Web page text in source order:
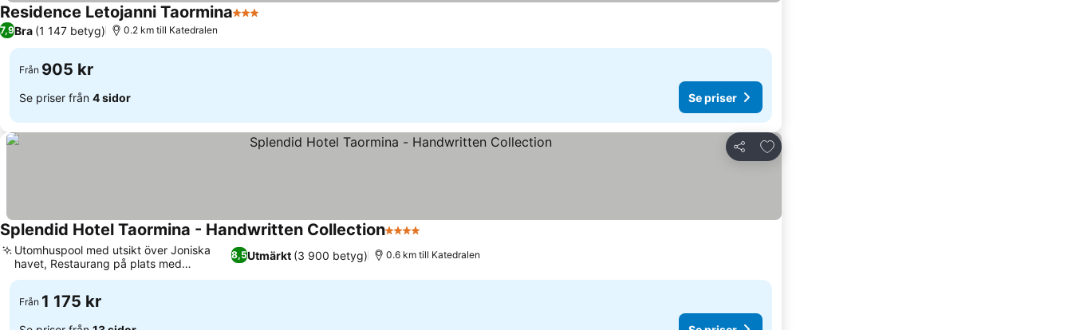
Residence Letojanni Taormina3 Stjärnor
7,9Bra (1 147 betyg) 0.2 km till Katedralen
Från 905 kr
Se priser från 4 sidor Se priser
Dela
Lägg till i Mina Favoriter
Splendid Hotel Taormina - Handwritten Collection4 Stjärnor
8,5Utmärkt (3 900 betyg)
Utomhuspool med utsikt över Joniska
havet, Restaurang på plats med
havsutsikt
0.6 km till Katedralen
Från 1 175 kr